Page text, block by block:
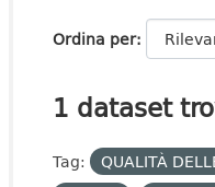
Ordina per
1 dataset
Tag: QUALITÀ